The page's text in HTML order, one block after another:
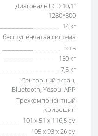
Диагональ LCD 10,1”
1280*800
14 кг
бесступенчатая система
Есть
130 кг
7,5 кг
Сенсорный экран,
Bluetooth, Yesoul APP
Трехкомпонентный
кривошип
101 х 51 х 116,5 см
105 х 93 х 26 см